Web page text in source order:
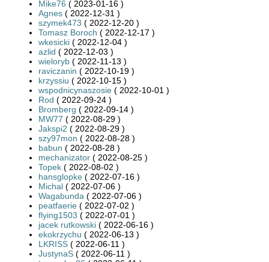
Mike76 ( 2023-01-16 )
Agnes ( 2022-12-31 )
szymek473 ( 2022-12-20 )
Tomasz Boroch ( 2022-12-17 )
wkesicki ( 2022-12-04 )
azlid ( 2022-12-03 )
wieloryb ( 2022-11-13 )
raviczanin ( 2022-10-19 )
krzyssiu ( 2022-10-15 )
wspodnicynaszosie ( 2022-10-01 )
Rod ( 2022-09-24 )
Bromberg ( 2022-09-14 )
MW77 ( 2022-08-29 )
Jakspi2 ( 2022-08-29 )
szy97mon ( 2022-08-28 )
babun ( 2022-08-28 )
mechanizator ( 2022-08-25 )
Topek ( 2022-08-02 )
hansglopke ( 2022-07-16 )
Michal ( 2022-07-06 )
Wagabunda ( 2022-07-06 )
peatfaerie ( 2022-07-02 )
flying1503 ( 2022-07-01 )
jacek rutkowski ( 2022-06-16 )
ekokrzychu ( 2022-06-13 )
LKRISS ( 2022-06-11 )
JustynaS ( 2022-06-11 )